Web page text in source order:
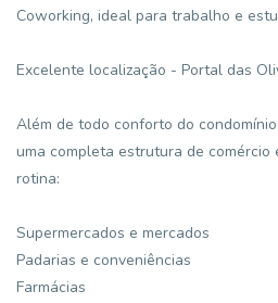
Coworking, ideal para trabalho e
Excelente localização - Portal das
Além de todo conforto do
uma completa estrutura de comércio
rotina:
Supermercados e mercados
Padarias e conveniências
Farmácias